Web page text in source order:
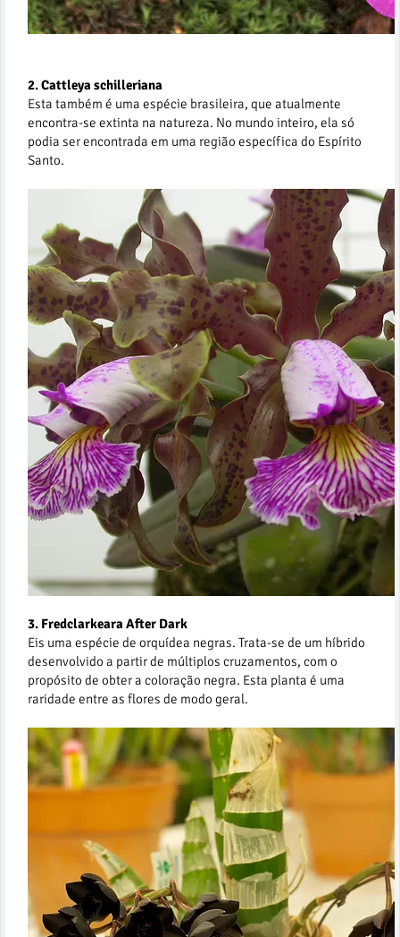
2. Cattleya schilleriana
Esta também é uma espécie brasileira, que atualmente
encontra-se extinta na natureza. No mundo inteiro, ela só
podia ser encontrada em uma região específica do Espírito
Santo.
3. Fredclarkeara After Dark
Eis uma espécie de orquídea negras. Trata-se de um híbrido
desenvolvido a partir de múltiplos cruzamentos, com o
propósito de obter a coloração negra. Esta planta é uma
raridade entre as flores de modo geral.